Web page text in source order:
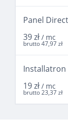
Panel
39 zł / mc
brutto 47,97 zł
Installatron
19 zł / mc
brutto 23,37 zł